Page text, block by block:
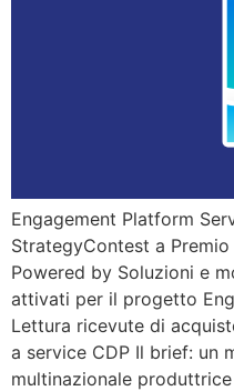
Engagement Platform
StrategyContest a
Powered by Soluzioni e
attivati per il progetto
Lettura ricevute di
a service CDP Il brief: un
multinazionale